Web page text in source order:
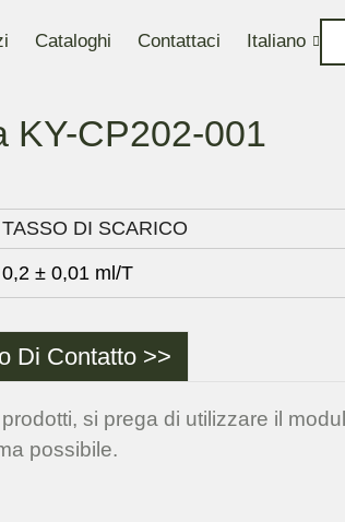
Cataloghi Contattaci Italiano
KY-CP202-001
TASSO DI SCARICO
0,2 ± 0,01 ml/T
Di Contatto >>
si prega di utilizzare il
possibile.